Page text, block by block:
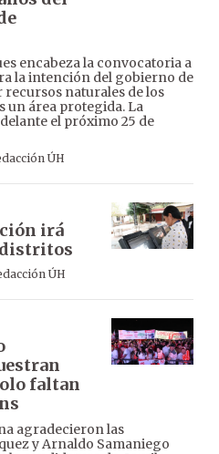
encabeza la convocatoria a
la intención del gobierno de
recursos naturales de los
un área protegida. La
el próximo 25 de
ÚH
irá
ÚH
faltan
agradecieron las
y Arnaldo Samaniego